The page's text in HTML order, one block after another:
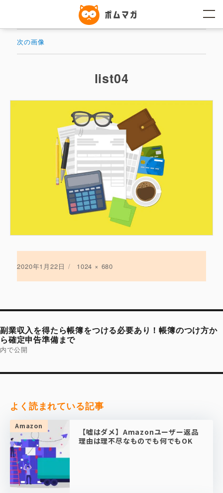
ン
次の画像
list04
投
2020年1月22日
フ
ズ
1024 × 680
投
ナ
ビ
ゲ
ー
ョ
副業収入を得たら帳簿をつける必要あり！帳簿のつけ方か
ら確定申告準備まで
内で公開
よく読まれている記事
Amazon
【嘘はダメ】Amazonユーザー返品
理由は理不尽なものでも何でもOK